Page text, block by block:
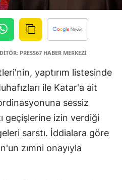
PRESS67 HABER MERKEZİ
yaptırım listesinde
ile Katar'a ait
sessiz
geçişlerine izin verdiği
sarstı. İddialara göre
zımni onayıyla